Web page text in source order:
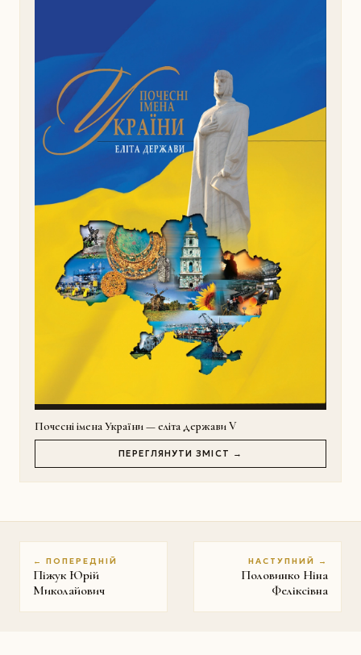
Почесні імена України — еліта держави V
ПЕРЕГЛЯНУТИ ЗМІСТ →
← ПОПЕРЕДНІЙ
Піжук Юрій
Миколайович
НАСТУПНИЙ →
Половинко Ніна
Феліксівна